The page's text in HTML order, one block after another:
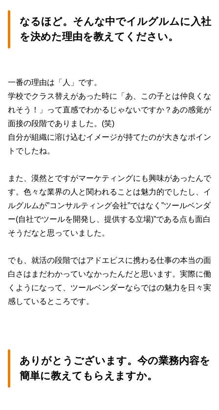
なるほど。そんな中でイルグルムに入社
を決めた理由を教えてください。
一番の理由は「人」です。
学校でクラス替えがあった時に「あ、この子とは仲良くな
れそう！」って直感でわかるじゃないですか？あの感覚が
面接の段階でありました。(笑)
自分が組織に溶け込むイメージが持てたのが大きなポイン
トでしたね。
また、漠然とですがマーケティングにも興味があったんで
す。色々な業界の人と関われることは魅力的でしたし、イ
ルグルムが”コンサルティング会社”ではなく”ツールベンダ
ー(自社でツールを開発し、提供する立場)”である点も面白
そうだなと思っていました。
でも、就活の段階ではアドエビスに携わる仕事の本当の面
白さはまだわかっていなかったんだと思います。実際に働
くようになって、ツールベンダーならではの魅力を日々実
感しているところです。
ありがとうございます。今の業務内容を
簡単に教えてもらえますか。